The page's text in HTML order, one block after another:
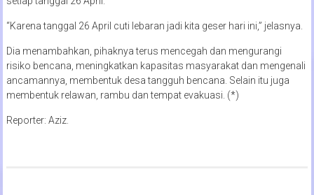
“Karena tanggal 26 April cuti lebaran jadi kita geser hari ini,” jelasnya.
Dia menambahkan, pihaknya terus mencegah dan mengurangi
risiko bencana, meningkatkan kapasitas masyarakat dan mengenali
ancamannya, membentuk desa tangguh bencana. Selain itu juga
membentuk relawan, rambu dan tempat evakuasi. (*)
Reporter: Aziz.